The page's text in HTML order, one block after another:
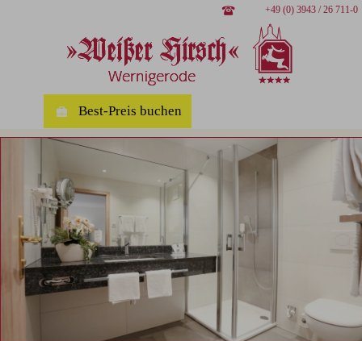
+49 (0) 3943 / 26 711-0
Best-Preis buchen